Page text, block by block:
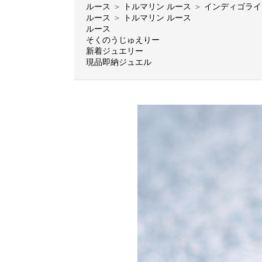
ルース ＞ トルマリン ルース ＞ インディゴラ
ルース ＞
トルマリン ルース
ルース
そくのうじゅえりー
新着ジュエリー
現品即納ジュエル